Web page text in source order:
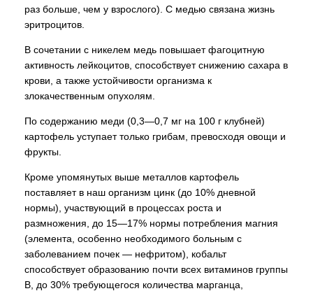
раз больше, чем у взрослого). С медью связана жизнь
эритроцитов.
В сочетании с никелем медь повышает фагоцитную
активность лейкоцитов, способствует снижению сахара в
крови, а также устойчивости организма к
злокачественным опухолям.
По содержанию меди (0,3—0,7 мг на 100 г клубней)
картофель уступает только грибам, превосходя овощи и
фрукты.
Кроме упомянутых выше металлов картофель
поставляет в наш организм цинк (до 10% дневной
нормы), участвующий в процессах роста и
размножения, до 15—17% нормы потребления магния
(элемента, особенно необходимого больным с
заболеванием почек — нефритом), кобальт
способствует образованию почти всех витаминов группы
В, до 30% требующегося количества марганца,